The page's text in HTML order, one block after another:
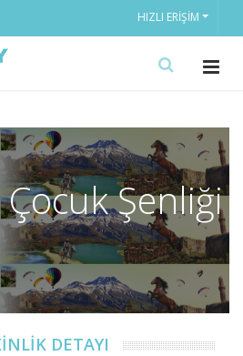
HIZLI ERIŞIM
Şenliği
DETAYI